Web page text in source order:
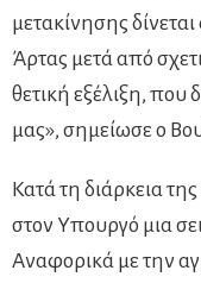
μετακίνησης
Άρτας μετά από
θετική εξέλιξη, που
μας», σημείωσε ο
Κατά τη διάρκεια
στον Υπουργό μια
Αναφορικά με την